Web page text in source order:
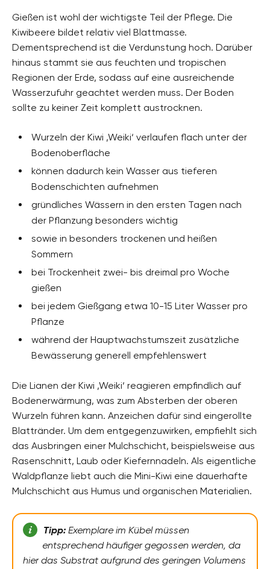
Gießen ist wohl der wichtigste Teil der Pflege. Die
Kiwibeere bildet relativ viel Blattmasse.
Dementsprechend ist die Verdunstung hoch. Darüber
hinaus stammt sie aus feuchten und tropischen
Regionen der Erde, sodass auf eine ausreichende
Wasserzufuhr geachtet werden muss. Der Boden
sollte zu keiner Zeit komplett austrocknen.
Wurzeln der Kiwi ‚Weiki‘ verlaufen flach unter der
Bodenoberfläche
können dadurch kein Wasser aus tieferen
Bodenschichten aufnehmen
gründliches Wässern in den ersten Tagen nach
der Pflanzung besonders wichtig
sowie in besonders trockenen und heißen
Sommern
bei Trockenheit zwei- bis dreimal pro Woche
gießen
bei jedem Gießgang etwa 10-15 Liter Wasser pro
Pflanze
während der Hauptwachstumszeit zusätzliche
Bewässerung generell empfehlenswert
Die Lianen der Kiwi ‚Weiki‘ reagieren empfindlich auf
Bodenerwärmung, was zum Absterben der oberen
Wurzeln führen kann. Anzeichen dafür sind eingerollte
Blattränder. Um dem entgegenzuwirken, empfiehlt sich
das Ausbringen einer Mulchschicht, beispielsweise aus
Rasenschnitt, Laub oder Kiefernnadeln. Als eigentliche
Waldpflanze liebt auch die Mini-Kiwi eine dauerhafte
Mulchschicht aus Humus und organischen Materialien.
Tipp:Exemplare im Kübel müssen
entsprechend häufiger gegossen werden, da
hier das Substrat aufgrund des geringen Volumens